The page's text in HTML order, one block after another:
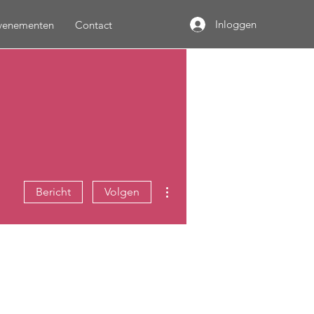
Contact Inloggen
Bericht Volgen